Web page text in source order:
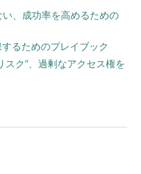
、成功率を高めるための
るためのプレイブック
スク”、過剰なアクセス権を